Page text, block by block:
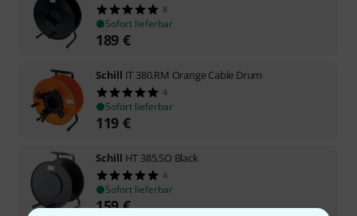
8
Sofort lieferbar
189 €
Schill IT 380.RM Orange Cable Drum
4
Sofort lieferbar
119 €
Schill HT 385.SO Black
4
Sofort lieferbar
159€